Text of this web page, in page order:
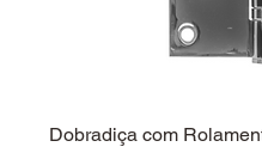
Dobradiça com